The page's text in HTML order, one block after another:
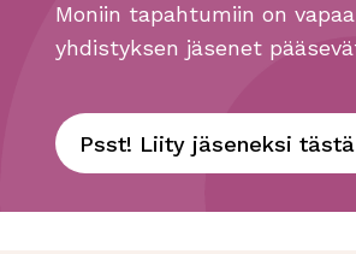
Moniin tapahtumiin on
yhdistyksen jäsenet
Psst! Liity jäseneksi tästä